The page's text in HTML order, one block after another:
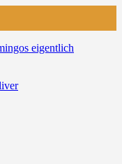
eigentlich